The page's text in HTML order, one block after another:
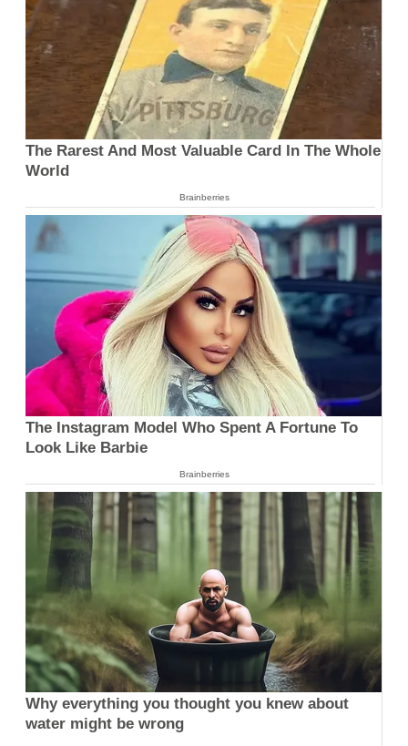
The Rarest And Most Valuable Card In The Whole
World
Brainberries
The Instagram Model Who Spent A Fortune To
Look Like Barbie
Brainberries
Why everything you thought you knew about
water might be wrong